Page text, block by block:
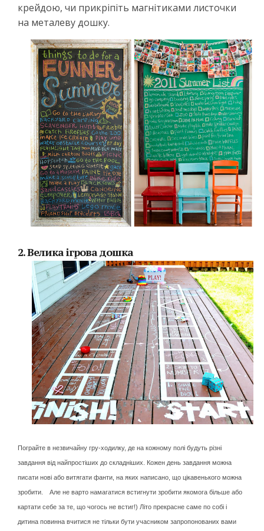
крейдою, чи прикріпіть магнітиками листочки
на металеву дошку.
2. Велика ігрова дошка
Пограйте в незвичайну гру-ходилку, де на кожному полі будуть різні
завдання від найпростіших до складніших. Кожен день завдання можна
писати нові або витягати фанти, на яких написано, що цікавенького можна
зробити. Але не варто намагатися встигнути зробити якомога більше або
картати себе за те, що чогось не встиг!) Літо прекрасне саме по собі і
дитина повинна вчитися не тільки бути учасником запропонованих вами